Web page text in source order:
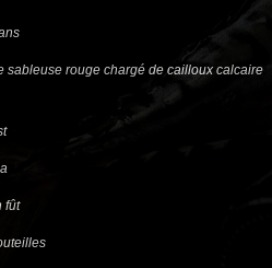
sableuse rouge chargé de cailloux calcaire
fût